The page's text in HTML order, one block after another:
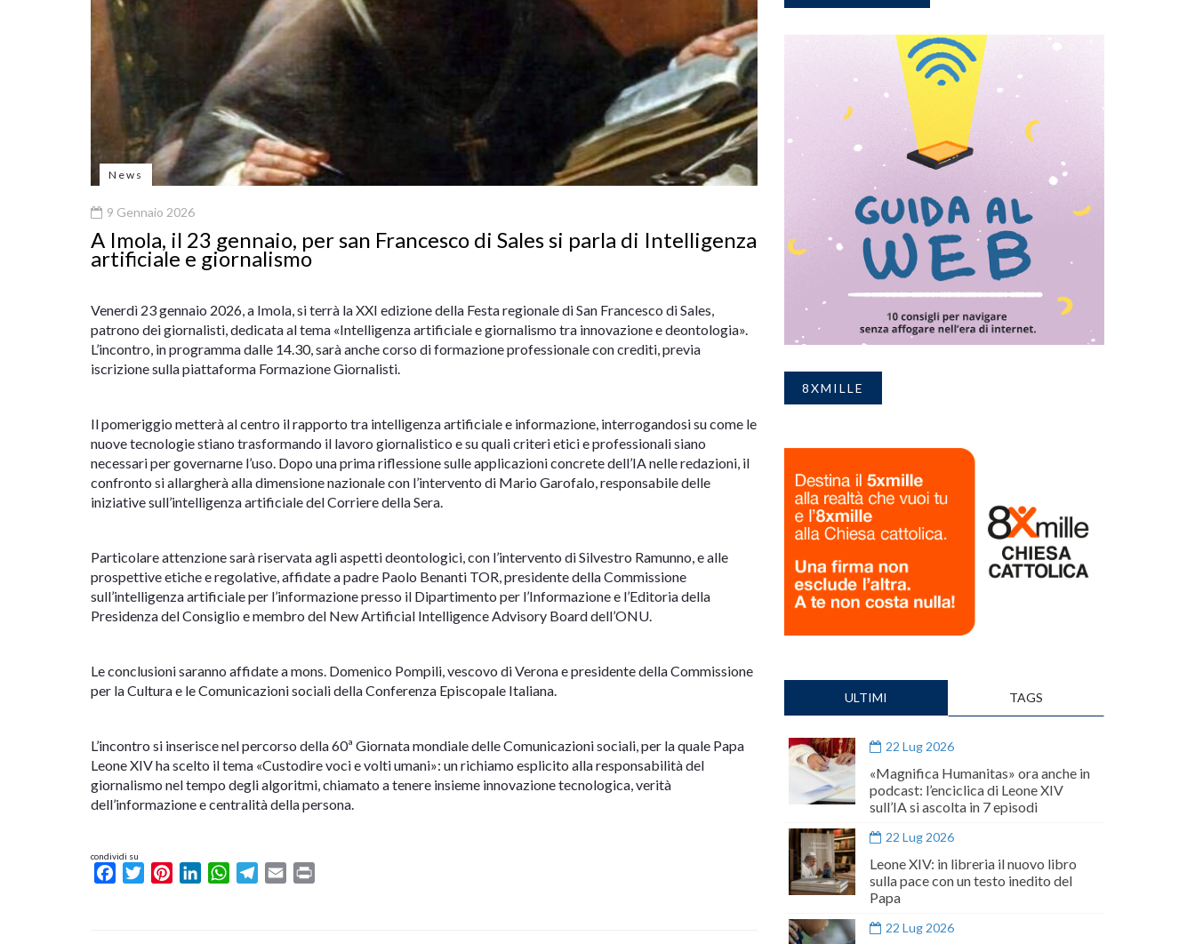
News
9 Gennaio 2026
A Imola, il 23 gennaio, per san Francesco di Sales si parla di Intelligenza
artificiale e giornalismo
Venerdì 23 gennaio 2026, a Imola, si terrà la XXI edizione della Festa regionale di San Francesco di Sales,
patrono dei giornalisti, dedicata al tema «Intelligenza artificiale e giornalismo tra innovazione e deontologia».
L’incontro, in programma dalle 14.30, sarà anche corso di formazione professionale con crediti, previa
iscrizione sulla piattaforma Formazione Giornalisti.
Il pomeriggio metterà al centro il rapporto tra intelligenza artificiale e informazione, interrogandosi su come le
nuove tecnologie stiano trasformando il lavoro giornalistico e su quali criteri etici e professionali siano
necessari per governarne l’uso. Dopo una prima riflessione sulle applicazioni concrete dell’IA nelle redazioni, il
confronto si allargherà alla dimensione nazionale con l’intervento di Mario Garofalo, responsabile delle
iniziative sull’intelligenza artificiale del Corriere della Sera.
Particolare attenzione sarà riservata agli aspetti deontologici, con l’intervento di Silvestro Ramunno, e alle
prospettive etiche e regolative, affidate a padre Paolo Benanti TOR, presidente della Commissione
sull’intelligenza artificiale per l’informazione presso il Dipartimento per l’Informazione e l’Editoria della
Presidenza del Consiglio e membro del New Artificial Intelligence Advisory Board dell’ONU.
Le conclusioni saranno affidate a mons. Domenico Pompili, vescovo di Verona e presidente della Commissione
per la Cultura e le Comunicazioni sociali della Conferenza Episcopale Italiana.
L’incontro si inserisce nel percorso della 60ª Giornata mondiale delle Comunicazioni sociali, per la quale Papa
Leone XIV ha scelto il tema «Custodire voci e volti umani»: un richiamo esplicito alla responsabilità del
giornalismo nel tempo degli algoritmi, chiamato a tenere insieme innovazione tecnologica, verità
dell’informazione e centralità della persona.
condividi su
FacebookTwitterPinterestLinkedInWhatsAppTelegram
Email
8XMILLE
ULTIMI TAGS
22 Lug 2026
«Magnifica Humanitas» ora anche in
podcast: l’enciclica di Leone XIV
sull’IA si ascolta in 7 episodi
22 Lug 2026
Leone XIV: in libreria il nuovo libro
sulla pace con un testo inedito del
Papa
22 Lug 2026